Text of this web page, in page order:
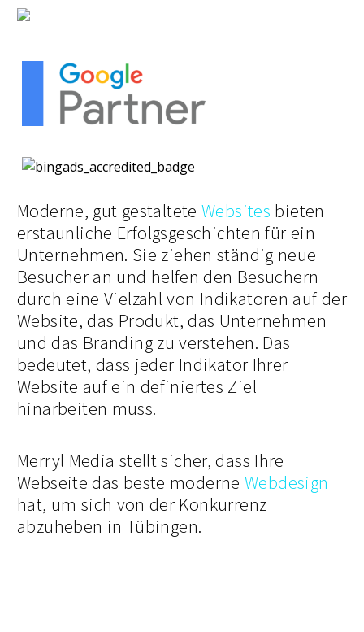
Moderne, gut gestaltete Websites bieten
erstaunliche Erfolgsgeschichten für ein
Unternehmen. Sie ziehen ständig neue
Besucher an und helfen den Besuchern
durch eine Vielzahl von Indikatoren auf der
Website, das Produkt, das Unternehmen
und das Branding zu verstehen. Das
bedeutet, dass jeder Indikator Ihrer
Website auf ein definiertes Ziel
hinarbeiten muss.
Merryl Media stellt sicher, dass Ihre
Webseite das beste moderne Webdesign
hat, um sich von der Konkurrenz
abzuheben in Tübingen.